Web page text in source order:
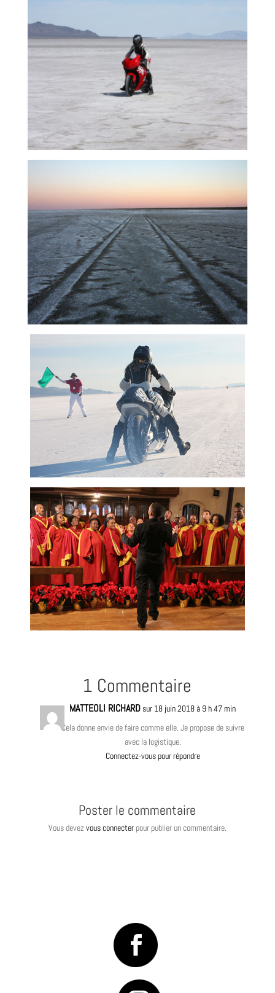
1 Commentaire
MATTEOLI RICHARD sur 18 juin 2018 à 9 h 47 min
Cela donne envie de faire comme elle. Je propose de suivre
avec la logistique.
Connectez-vous pour répondre
Poster le commentaire
Vous devezvous connecterpour publier un commentaire.